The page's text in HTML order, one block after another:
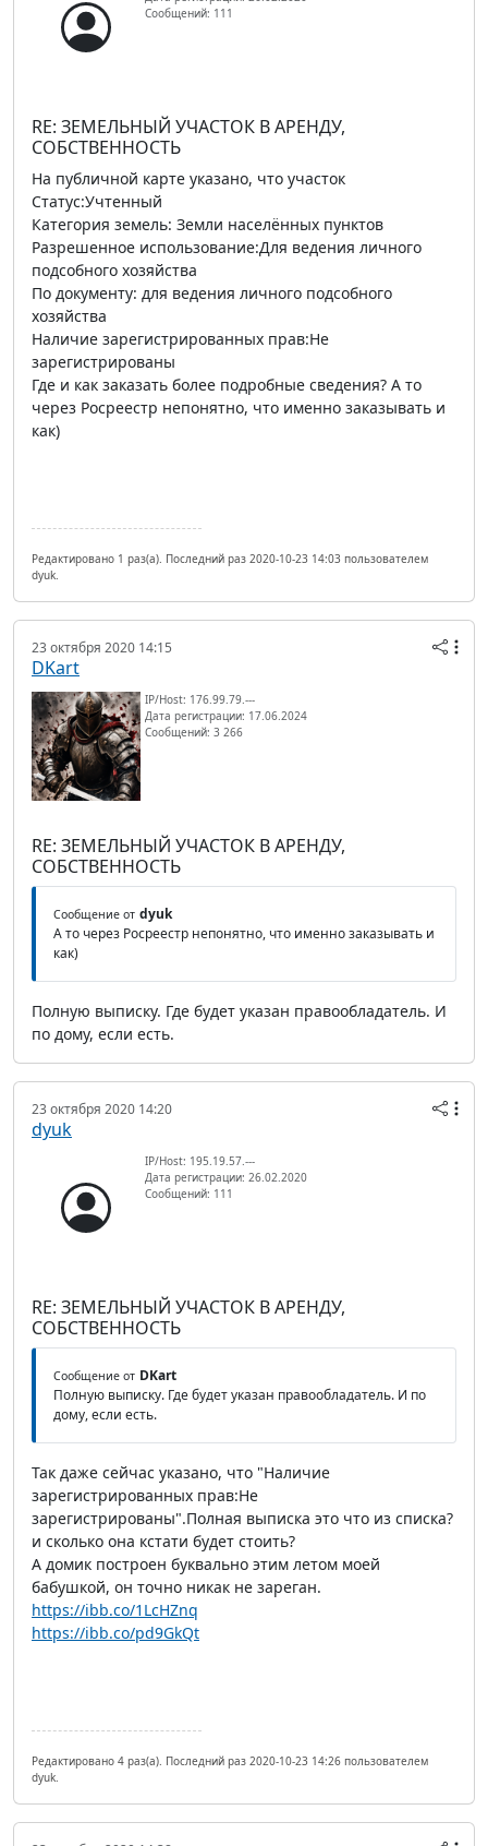
Сообщений: 111
RE: ЗЕМЕЛЬНЫЙ УЧАСТОК В АРЕНДУ,
СОБСТВЕННОСТЬ
На публичной карте указано, что участок
Статус:Учтенный
Категория земель: Земли населённых пунктов
Разрешенное использование:Для ведения личного
подсобного хозяйства
По документу: для ведения личного подсобного
хозяйства
Наличие зарегистрированных прав:Не
зарегистрированы
Где и как заказать более подробные сведения? А то
через Росреестр непонятно, что именно заказывать и
как)
Редактировано 1 раз(а). Последний раз 2020-10-23 14:03 пользователем
dyuk.
23 октября 2020 14:15
DKart
IP/Host: 176.99.79.---
Дата регистрации: 17.06.2024
Сообщений: 3 266
RE: ЗЕМЕЛЬНЫЙ УЧАСТОК В АРЕНДУ,
СОБСТВЕННОСТЬ
Сообщение от dyuk
А то через Росреестр непонятно, что именно заказывать и
как)
Полную выписку. Где будет указан правообладатель. И
по дому, если есть.
23 октября 2020 14:20
dyuk
IP/Host: 195.19.57.---
Дата регистрации: 26.02.2020
Сообщений: 111
RE: ЗЕМЕЛЬНЫЙ УЧАСТОК В АРЕНДУ,
СОБСТВЕННОСТЬ
Сообщение от DKart
Полную выписку. Где будет указан правообладатель. И по
дому, если есть.
Так даже сейчас указано, что "Наличие
зарегистрированных прав:Не
зарегистрированы".Полная выписка это что из списка?
и сколько она кстати будет стоить?
А домик построен буквально этим летом моей
бабушкой, он точно никак не зареган.
https://ibb.co/1LcHZnq
https://ibb.co/pd9GkQt
Редактировано 4 раз(а). Последний раз 2020-10-23 14:26 пользователем
dyuk.